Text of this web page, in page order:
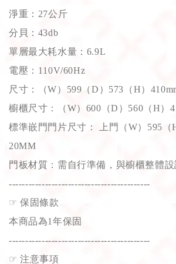
淨重：27公斤
分貝：43db
單層最大耗水量：6.9L
電壓：110V/60Hz
尺寸：（W）599（D）573（H）
櫥櫃尺寸：（W）600（D）560（H）
標準嵌門門片尺寸： 上門（W）595（
20MM
門板材質：需自行準備，與櫥櫃整體設
-------------------------------------------
☞ 保固條款
本商品為1年保固
-------------------------------------------
☞ 注意事項